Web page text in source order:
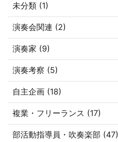
未分類 (1)
演奏会関連 (2)
演奏家 (9)
演奏考察 (5)
自主企画 (18)
複業・フリーランス (17)
部活動指導員・吹奏楽部 (47)